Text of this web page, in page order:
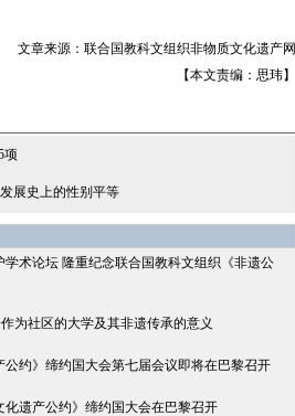
文章来源：联合国教科文组织非物质文化遗产网
【本文责编：思玮】
项
展史上的性别平等
学术论坛 隆重纪念联合国教科文组织《非遗公
为社区的大学及其非遗传承的意义
公约》缔约国大会第七届会议即将在巴黎召开
化遗产公约》缔约国大会在巴黎召开